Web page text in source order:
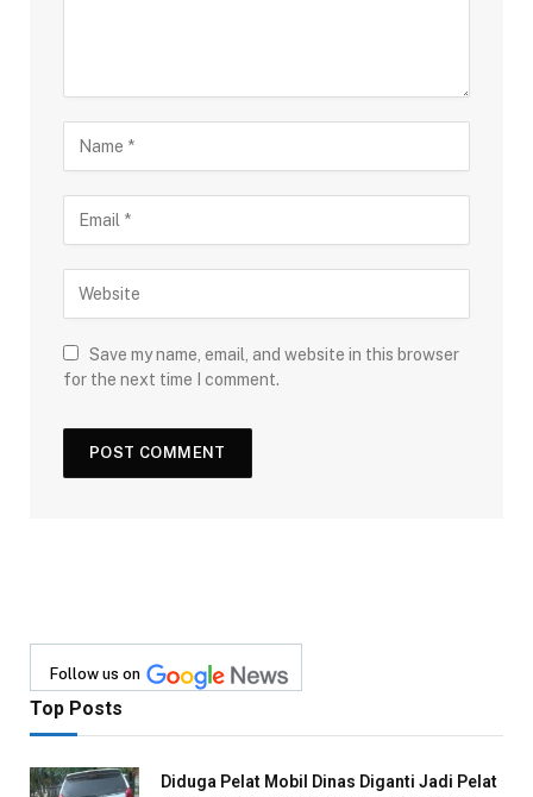
Save my name, email, and website in this browser
for the next time I comment.
Follow us on
Top Posts
Diduga Pelat Mobil Dinas Diganti Jadi Pelat